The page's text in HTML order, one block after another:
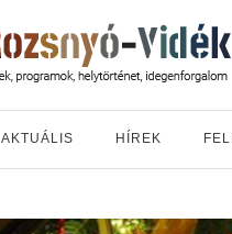
AKTUÁLIS HÍREK